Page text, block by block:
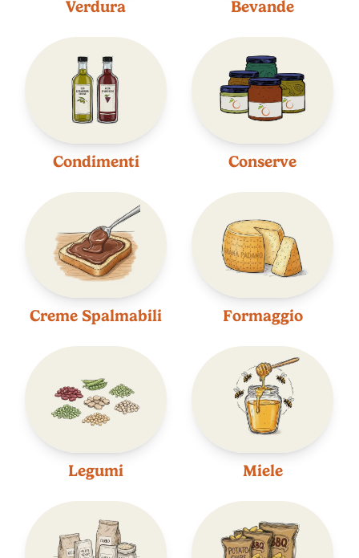
Verdura Bevande
Condimenti Conserve
Creme Spalmabili Formaggio
Legumi Miele